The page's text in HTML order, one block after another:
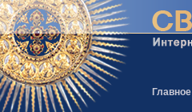
Главное